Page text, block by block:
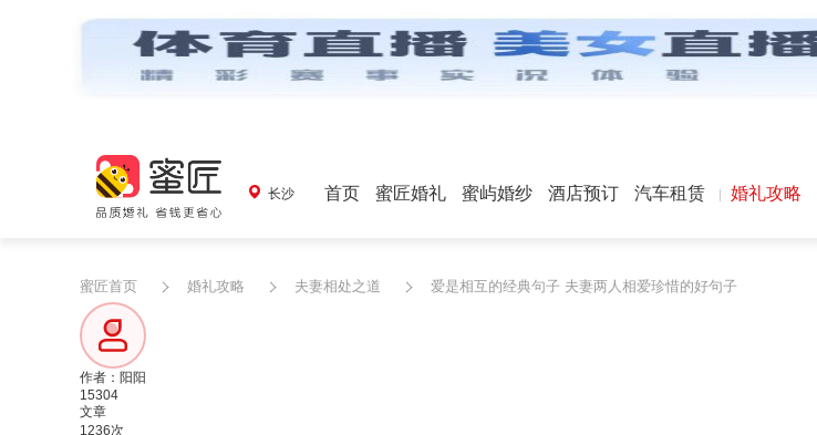
长沙 首页 蜜匠婚礼 蜜屿婚纱 酒店预订 汽车租赁 婚礼攻略
蜜匠首页 婚礼攻略 夫妻相处之道 爱是相互的经典句子 夫妻两人相爱珍惜的好句子
作者：阳阳
15304
文章
1236次